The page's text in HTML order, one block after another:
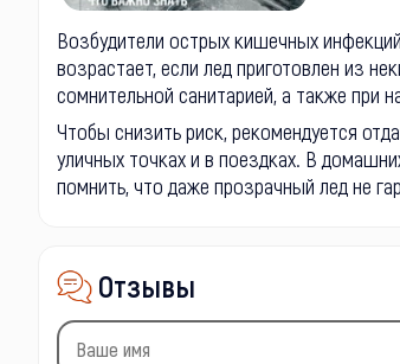
Возбудители острых кишечных
возрастает, если лед приготовлен из
сомнительной санитарией, а также при
Чтобы снизить риск, рекомендуется
уличных точках и в поездках. В
помнить, что даже прозрачный лед не
Отзывы